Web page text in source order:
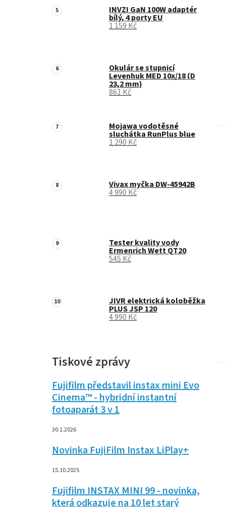
INVZI GaN 100W adaptér
bílý, 4 porty EU
1 159 Kč
Okulár se stupnicí
Levenhuk MED 10x/18 (D
23,2 mm)
861 Kč
Mojawa vodotěsné
sluchátka RunPlus blue
1 290 Kč
Vivax myčka DW-45942B
4 990 Kč
Tester kvality vody
Ermenrich Wett QT20
545 Kč
JIVR elektrická koloběžka
PLUS JSP 120
4 990 Kč
Tiskové zprávy
Fujifilm představil instax mini Evo
Cinema™ - hybridní instantní
fotoaparát 3 v 1
30.1.2026
Novinka FujiFilm Instax LiPlay+
15.10.2025
Fujifilm INSTAX MINI 99 - novinka,
která odkazuje na 10 let starý